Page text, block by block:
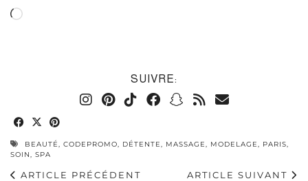
Chargement…
SUIVRE:
BEAUTÉ, CODEPROMO, DÉTENTE, MASSAGE, MODELAGE, PARIS,
SOIN, SPA
ARTICLE PRÉCÉDENT
ARTICLE SUIVANT